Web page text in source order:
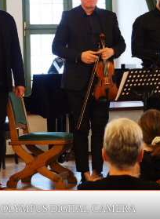
OLYMPUS DIGITAL CAMERA